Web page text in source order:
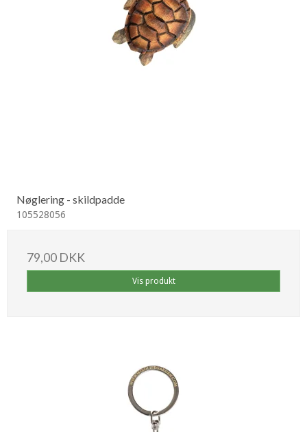
Nøglering - skildpadde
105528056
79,00 DKK
Vis produkt